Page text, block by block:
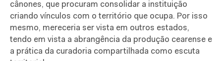
cânones, que procuram consolidar a instituição
criando vínculos com o território que ocupa. Por isso
mesmo, mereceria ser vista em outros estados,
tendo em vista a abrangência da produção cearense e
a prática da curadoria compartilhada como escuta